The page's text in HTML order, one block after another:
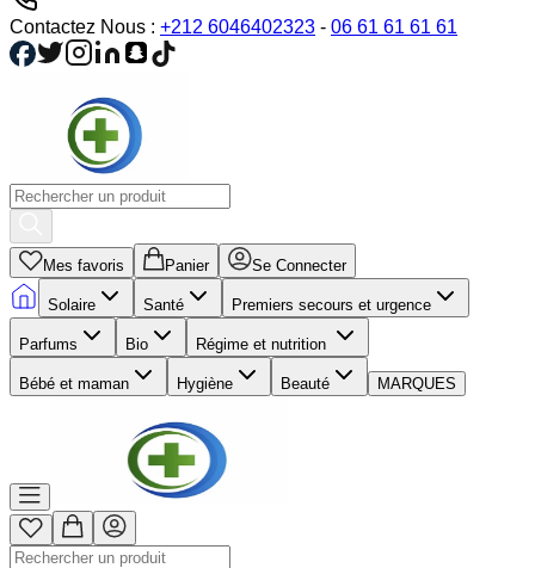
Contactez Nous : +212 6046402323 - 06 61 61 61 61
Mes favoris Panier Se Connecter
Solaire Santé Premiers secours et urgence
Parfums Bio Régime et nutrition
Bébé et maman Hygiène Beauté MARQUES